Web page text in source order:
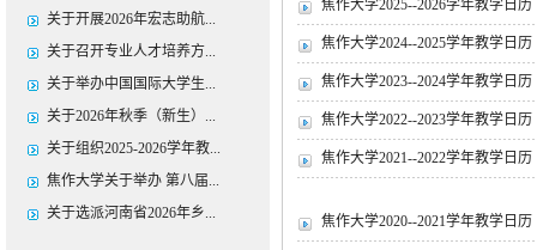
关于开展2026年宏志助航...
关于召开专业人才培养方...
关于举办中国国际大学生...
关于2026年秋季（新生）...
关于组织2025-2026学年教...
焦作大学关于举办 第八届...
关于选派河南省2026年乡...
焦作大学2025--2026学年教学日历
焦作大学2024--2025学年教学日历
焦作大学2023--2024学年教学日历
焦作大学2022--2023学年教学日历
焦作大学2021--2022学年教学日历
焦作大学2020--2021学年教学日历